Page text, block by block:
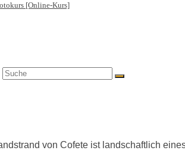
[Online-Kurs]
von Cofete ist landschaftlich